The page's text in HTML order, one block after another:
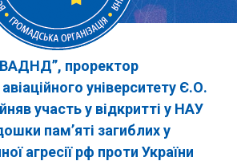
проректор
університету Є.О.
участь у відкритті у НАУ
пам’яті загиблих у
агресії рф проти України